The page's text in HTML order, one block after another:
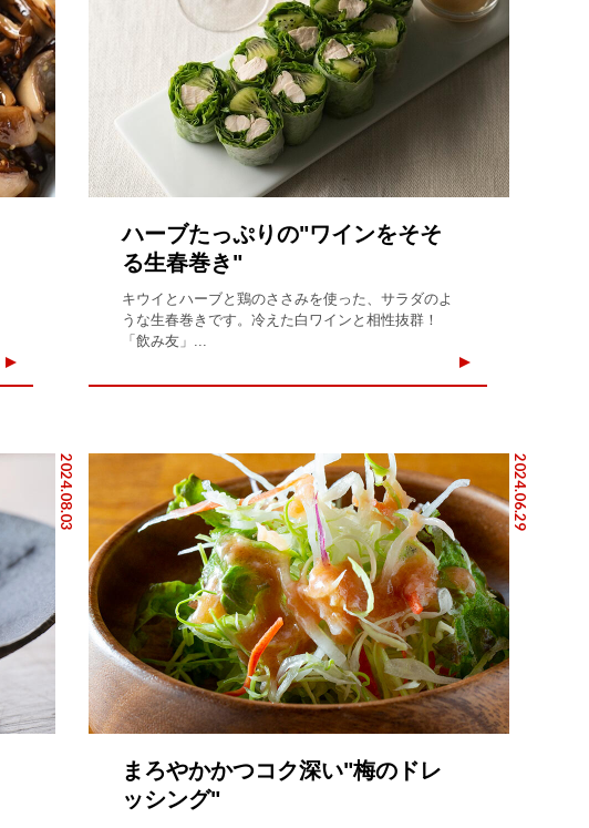
ハーブたっぷりの"ワインをそそ
る生春巻き"
キウイとハーブと鶏のささみを使った、サラダのよ
うな生春巻きです。冷えた白ワインと相性抜群！
「飲み友」...
2024.08.03 2024.06.29
まろやかかつコク深い"梅のドレ
ッシング"